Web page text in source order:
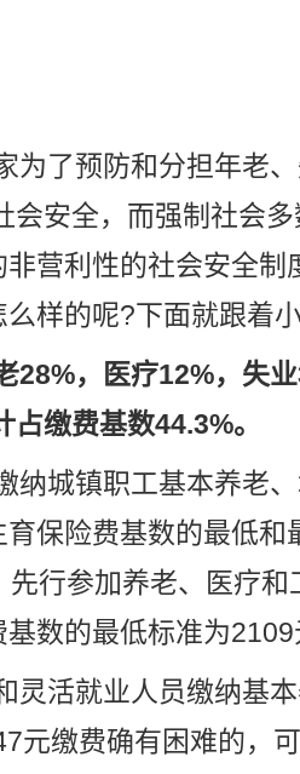
为了预防和分担年老
会安全，而强制社会
营利性的社会安全制
样的呢?下面就跟着
28%，医疗12%，失
缴费基数44.3%。
纳城镇职工基本养老
保险费基数的最低和
行参加养老、医疗和
数的最低标准为
灵活就业人员缴纳基
元缴费确有困难的，